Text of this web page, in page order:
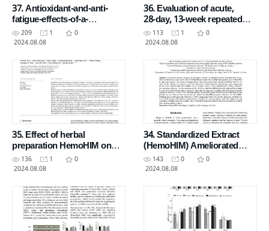
37. Antioxidant-and-anti-
fatigue-effects-of-a-
standardized-botanical-
extract-fraction-(hemohim)
209 1
0
2024.08.08
36. Evaluation of acute,
28‑day, 13‑week repeated
dose oral toxicity_HemoHIM
G
113 1
0
2024.08.08
35. Effect of herbal
preparation HemoHIM on
fatigue level and exercise
performanc_A randomized
136 1
0
2024.08.08
34. Standardized Extract
(HemoHIM) Ameliorated
High Intensity Exercise
Induced Fatigue in Mice
143 0
0
2024.08.08